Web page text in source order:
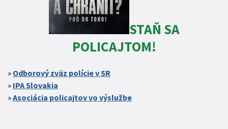
STAŇ SA
POLICAJTOM!
Odborový zväz polície v SR
IPA Slovakia
Asociácia policajtov vo výslužbe